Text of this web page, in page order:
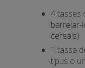
4 tasses
barrejar-
cereals)
1 tassa
tipus o